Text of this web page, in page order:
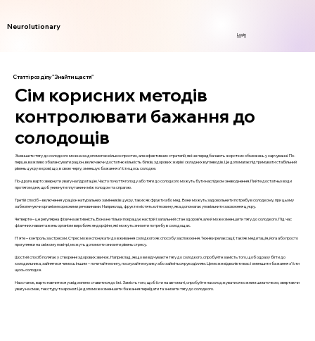
Neurolutionary
Login
Статті розділу "Знайти щастя"
Сім корисних методів
контролювати бажання до
солодощів
Зменшити тягу до солодкого можна за допомогою кількох простих, але ефективних стратегій, які не передбачають жорстких обмежень у харчуванні. По-
перше, важливо збалансувати раціон, включаючи достатню кількість білків, здорових жирів і складних вуглеводів. Це допомагає підтримувати стабільний
рівень цукру в крові, що, в свою чергу, зменшує бажання з'їсти щось солодке.
По-друге, варто звернути увагу на гідратацію. Часто почуття голоду або тяги до солодкого можуть бути наслідком зневоднення. Пийте достатньо води
протягом дня, щоб уникнути плутанини між голодом та спрагою.
Третій спосіб – включення у раціон натуральних замінників цукру, таких як фрукти або мед. Вони можуть задовольнити потребу в солодкому, при цьому
забезпечуючи організм корисними речовинами. Наприклад, фрукти містять клітковину, яка допомагає уповільнити засвоєння цукру.
Четверте – це регулярна фізична активність. Вона не тільки покращує настрій і загальний стан здоров’я, але й може зменшити тягу до солодкого. Під час
фізичних навантажень організм виробляє ендорфіни, які можуть знизити потребу в солодощах.
П'яте – контроль за стресом. Стрес може спонукати до вживання солодкого як способу заспокоєння. Техніки релаксації, такі як медитація, йога або просто
прогулянки на свіжому повітрі, можуть допомогти знизити рівень стресу.
Шостий спосіб полягає у створенні здорових звичок. Наприклад, якщо ви відчуваєте тягу до солодкого, спробуйте замість того, щоб одразу бігти до
холодильника, зайнятися чимось іншим – почитайте книгу, послухайте музику або займіться рукоділлям. Це може відволікти вас і зменшити бажання з'їсти
щось солодке.
Наостанок, варто навчитися усвідомлено ставитися до їжі. Замість того, щоб їсти на автоматі, спробуйте насолоджуватися кожним шматочком, звертаючи
увагу на смак, текстуру та аромат. Це допоможе зменшити бажання переїдати та знизити тягу до солодкого.